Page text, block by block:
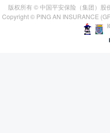
版权所有 © 中国平安保险（集团）股
Copyright © PING AN INSURANCE